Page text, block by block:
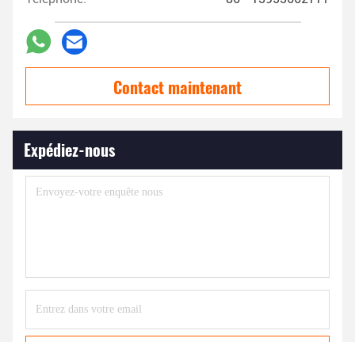
Contact maintenant
Expédiez-nous